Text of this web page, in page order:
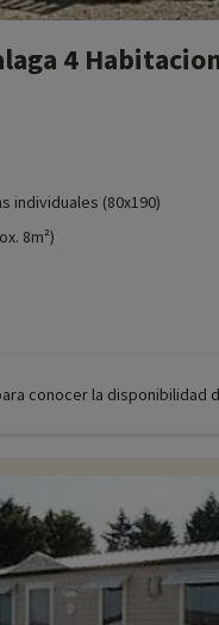
4
individuales (80x190)
8m²)
conocer la disponibilidad